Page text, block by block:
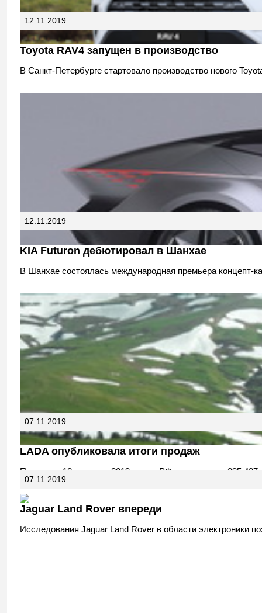
12.11.2019
Toyota RAV4 запущен в производство
В Санкт-Петербурге стартовало производство нового
12.11.2019
KIA Futuron дебютировал в Шанхае
В Шанхае состоялась международная премьера концепт-
07.11.2019
LADA опубликовала итоги продаж
По итогам 10 месяцев 2019 года в РФ реализовано 295
07.11.2019
Jaguar Land Rover впереди
Исследования Jaguar Land Rover в области электроники